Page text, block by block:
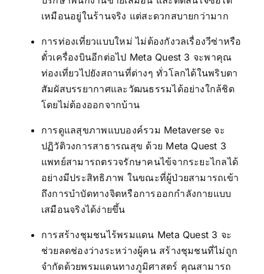
เหมือนอยู่ในร้านจริง แต่สะดวกสบายกว่ามาก
การท่องเที่ยวแบบใหม่ ไม่ต้องกังวลเรื่องวีซ่าหรือ
ตั๋วเครื่องบินอีกต่อไป Meta Quest 3 จะพาคุณ
ท่องเที่ยวไปยังสถานที่ต่างๆ ทั่วโลกได้ในพริบตา
สัมผัสบรรยากาศและวัฒนธรรมได้อย่างใกล้ชิด
โดยไม่ต้องออกจากบ้าน
การดูแลสุขภาพแบบองค์รวม Metaverse จะ
ปฏิวัติวงการสาธารณสุข ด้วย Meta Quest 3
แพทย์สามารถตรวจรักษาคนไข้จากระยะไกลได้
อย่างมีประสิทธิภาพ ในขณะที่ผู้ป่วยสามารถเข้า
ถึงการบำบัดทางจิตหรือการออกกำลังกายแบบ
เสมือนจริงได้ง่ายขึ้น
การสร้างชุมชนไร้พรมแดน Meta Quest 3 จะ
ช่วยลดช่องว่างระหว่างผู้คน สร้างชุมชนที่ไม่ถูก
จำกัดด้วยพรมแดนทางภูมิศาสตร์ คุณสามารถ